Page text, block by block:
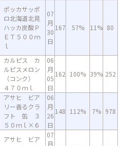
ポッカサッポ
ロ北海道北見
ハッカ炭酸Ｐ
ＥＴ５００ｍ
ｌ
07
月
30
日
167 57% 11% 80
カルピス カ
ルピスメロン
（コンク）
４７０ｍｌ
06
月
05
日
162 100% 39% 252
アサヒ ビア
リー香るクラ
フト 缶 ３
５０ｍｌ×６
06
月
26
日
148 112% 7% 978
アサヒ ビア
07
月